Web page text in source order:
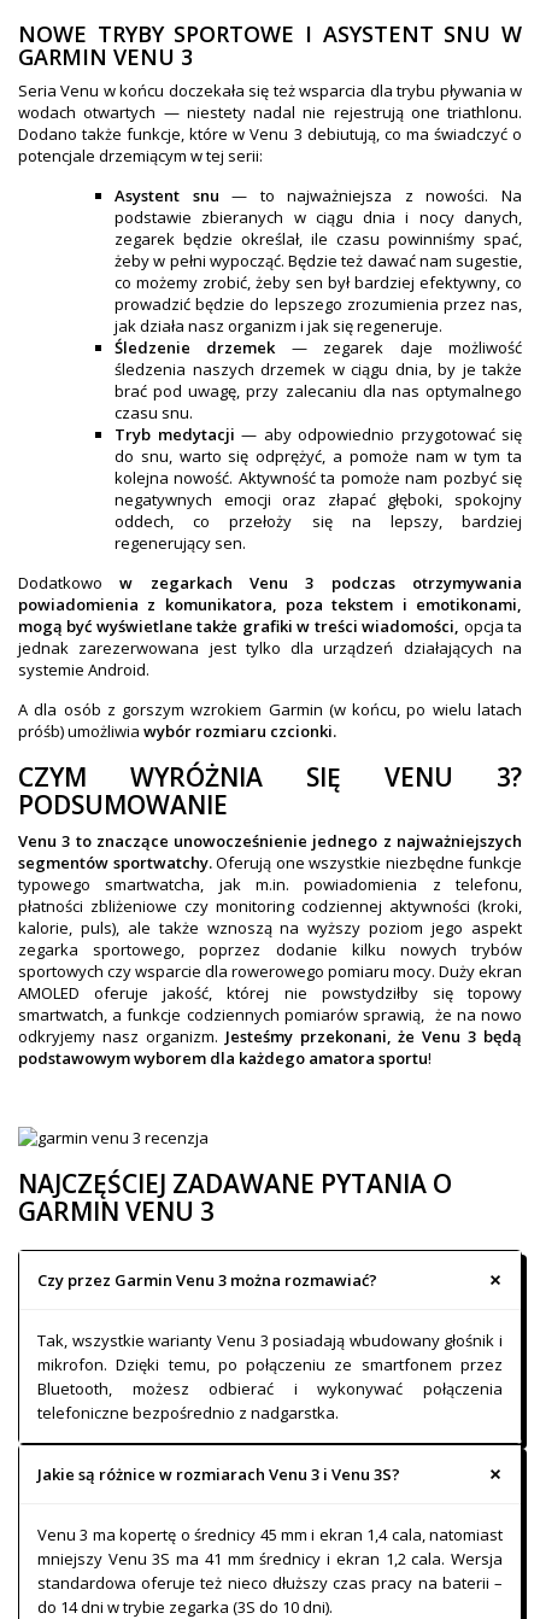
NOWE TRYBY SPORTOWE I ASYSTENT SNU W
GARMIN VENU 3
Seria Venu w końcu doczekała się też wsparcia dla trybu pływania w
wodach otwartych — niestety nadal nie rejestrują one triathlonu.
Dodano także funkcje, które w Venu 3 debiutują, co ma świadczyć o
potencjale drzemiącym w tej serii:
Asystent snu — to najważniejsza z nowości. Na
podstawie zbieranych w ciągu dnia i nocy danych,
zegarek będzie określał, ile czasu powinniśmy spać,
żeby w pełni wypocząć. Będzie też dawać nam sugestie,
co możemy zrobić, żeby sen był bardziej efektywny, co
prowadzić będzie do lepszego zrozumienia przez nas,
jak działa nasz organizm i jak się regeneruje.
Śledzenie drzemek— zegarek daje możliwość
śledzenia naszych drzemek w ciągu dnia, by je także
brać pod uwagę, przy zalecaniu dla nas optymalnego
czasu snu.
Tryb medytacji — aby odpowiednio przygotować się
do snu, warto się odprężyć, a pomoże nam w tym ta
kolejna nowość. Aktywność ta pomoże nam pozbyć się
negatywnych emocji oraz złapać głęboki, spokojny
oddech, co przełoży się na lepszy, bardziej
regenerujący sen.
Dodatkowow zegarkach Venu 3 podczas otrzymywania
powiadomienia z komunikatora, poza tekstem i emotikonami,
mogą być wyświetlane także grafiki w treści wiadomości, opcja ta
jednak zarezerwowana jest tylko dla urządzeń działających na
systemie Android.
A dla osób z gorszym wzrokiem Garmin (w końcu, po wielu latach
próśb) umożliwia wybór rozmiaru czcionki.
CZYM WYRÓŻNIA SIĘ VENU 3?
PODSUMOWANIE
Venu 3 to znaczące unowocześnienie jednego z najważniejszych
segmentów sportwatchy.Oferują one wszystkie niezbędne funkcje
typowego smartwatcha, jak m.in. powiadomienia z telefonu,
płatności zbliżeniowe czy monitoring codziennej aktywności (kroki,
kalorie, puls), ale także wznoszą na wyższy poziom jego aspekt
zegarka sportowego, poprzez dodanie kilku nowych trybów
sportowych czy wsparcie dla rowerowego pomiaru mocy. Duży ekran
AMOLED oferuje jakość, której nie powstydziłby się topowy
smartwatch, a funkcje codziennych pomiarów sprawią, że na nowo
odkryjemy nasz organizm. Jesteśmy przekonani, że Venu 3 będą
podstawowym wyborem dla każdego amatora sportu!
NAJCZĘŚCIEJ ZADAWANE PYTANIA O
GARMIN VENU 3
Czy przez Garmin Venu 3 można rozmawiać?
Tak, wszystkie warianty Venu 3 posiadają wbudowany głośnik i
mikrofon. Dzięki temu, po połączeniu ze smartfonem przez
Bluetooth, możesz odbierać i wykonywać połączenia
telefoniczne bezpośrednio z nadgarstka.
Jakie są różnice w rozmiarach Venu 3 i Venu 3S?
Venu 3 ma kopertę o średnicy 45 mm i ekran 1,4 cala, natomiast
mniejszy Venu 3S ma 41 mm średnicy i ekran 1,2 cala. Wersja
standardowa oferuje też nieco dłuższy czas pracy na baterii –
do 14 dni w trybie zegarka (3S do 10 dni).